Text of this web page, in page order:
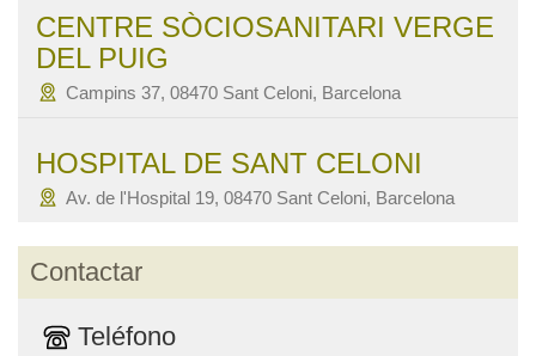
CENTRE SÒCIOSANITARI VERGE
DEL PUIG
Campins 37, 08470 Sant Celoni, Barcelona
HOSPITAL DE SANT CELONI
Av. de l'Hospital 19, 08470 Sant Celoni, Barcelona
Contactar
Teléfono